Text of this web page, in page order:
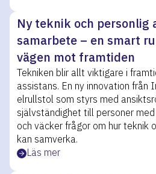
Ny teknik och personlig
samarbete – en smart
vägen mot framtiden
Tekniken blir allt viktigare i
assistans. En ny innovation från
elrullstol som styrs med
självständighet till personer
och väcker frågor om hur teknik
kan samverka.
Läs mer